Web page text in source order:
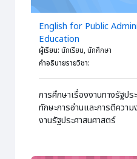
English for Public
Education
ผู้เรียน: นักเรียน, นักศึกษา
คำอธิบายรายวิชา:
การศึกษาเรื่องงานทางรัฐป
ทักษะการอ่านและการตีควา
งานรัฐประศาสนศาสตร์